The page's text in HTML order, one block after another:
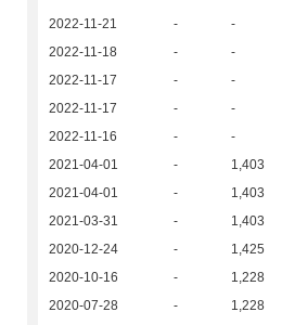
2022-11-21
- -
2022-11-18
- -
2022-11-17
- -
2022-11-17
- -
2022-11-16
- -
2021-04-01
- 1,403
2021-04-01
- 1,403
2021-03-31
- 1,403
2020-12-24
- 1,425
2020-10-16
- 1,228
2020-07-28
- 1,228